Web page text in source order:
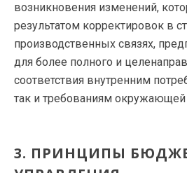
возникновения изменений,
результатом корректировок в
производственных связях,
для более полного и
соответствия внутренним
так и требованиям
3. ПРИНЦИПЫ